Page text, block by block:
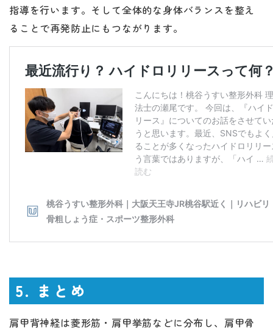
指導を行います。そして全体的な身体バランスを整え
ることで再発防止にもつながります。
5. まとめ
肩甲背神経は菱形筋・肩甲挙筋などに分布し、肩甲骨